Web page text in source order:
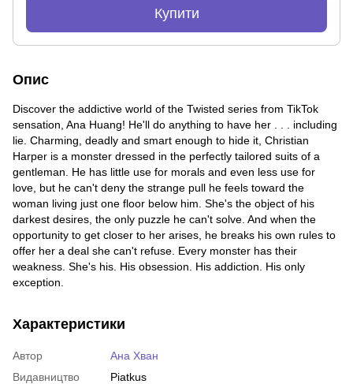
Купити
Опис
Discover the addictive world of the Twisted series from TikTok
sensation, Ana Huang! He'll do anything to have her . . . including
lie. Charming, deadly and smart enough to hide it, Christian
Harper is a monster dressed in the perfectly tailored suits of a
gentleman. He has little use for morals and even less use for
love, but he can't deny the strange pull he feels toward the
woman living just one floor below him. She's the object of his
darkest desires, the only puzzle he can't solve. And when the
opportunity to get closer to her arises, he breaks his own rules to
offer her a deal she can't refuse. Every monster has their
weakness. She's his. His obsession. His addiction. His only
exception.
Характеристики
Автор
Ана Хван
Видавництво
Piatkus